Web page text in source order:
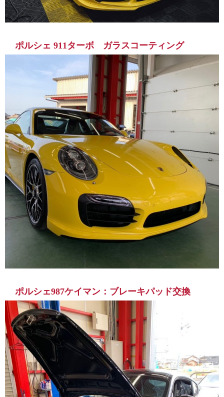
ポルシェ 911ターボ ガラスコーティング
ポルシェ987ケイマン：ブレーキパッド交換